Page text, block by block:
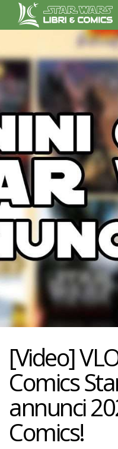
[Video]
Comics
annunci
Comics!